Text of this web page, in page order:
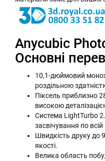
Anycubic
Основні
10,1-дюймовий
роздільною
Піксель приблизно
високою
Система LightTurbo
засвічування по
Швидкість друку до
якості.
Велика область